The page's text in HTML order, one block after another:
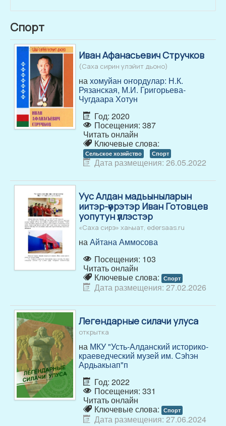
Спорт
Иван Афанасьевич Стручков
(Саха сирин улэйит дьоно)
нахомуйан оҥордулар: Н.К.
Рязанская, М.И. Григорьева-
Чугдаара Хотун
Год: 2020
Посещения: 387
Читать онлайн
Ключевые слова:
Сельское хозяйство Спорт
Дата размещения: 26.05.2022
Уус Алдан мадьыныларын
иитэр-үөрэтэр Иван Готовцев
уопутун үллэстэр
«Саха сирэ» хаһыат, edersaas.ru
наАйтана Аммосова
Посещения: 103
Читать онлайн
Ключевые слова: Спорт
Дата размещения: 27.02.2026
Легендарные силачи улуса
открытка
на МКУ "Усть-Алданский историко-
краеведческий музей им. Сэһэн
Ардьакыап"п
Год: 2022
Посещения: 331
Читать онлайн
Ключевые слова: Спорт
Дата размещения: 27.06.2024